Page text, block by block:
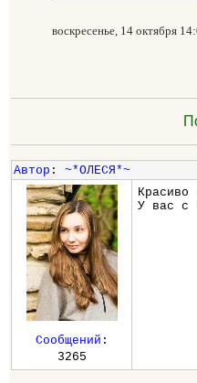
воскресенье, 14 октября
Автор :~*ОЛЕСЯ*~
У вас с
Сообщений :
3265